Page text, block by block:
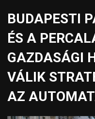
BUDAPESTI
ÉS A
GAZDASÁGI
VÁLIK
AZ